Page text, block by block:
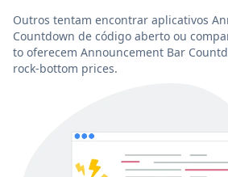
Outros tentam encontrar aplicativos
Countdown de código aberto ou
to oferecem Announcement Bar
rock-bottom prices.